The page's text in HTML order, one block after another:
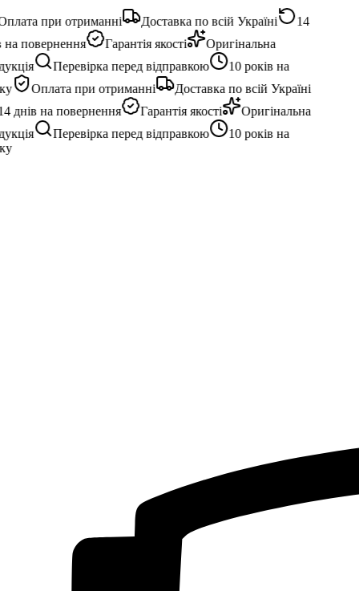
при отриманні Доставка по всій Україні
14
повернення
Гарантія якості
Оригінальна
Перевірка перед відправкою
10 років на
Оплата при отриманні
Доставка по всій Україні
днів на повернення
Гарантія якості
Оригінальна
Перевірка перед відправкою
10 років на